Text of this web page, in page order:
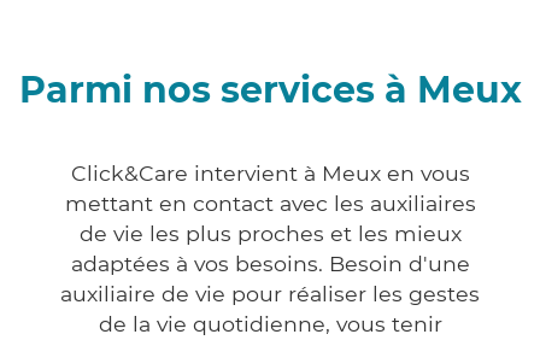
Parmi nos services à Meux
Click&Care intervient à Meux en vous
mettant en contact avec les auxiliaires
de vie les plus proches et les mieux
adaptées à vos besoins. Besoin d'une
auxiliaire de vie pour réaliser les gestes
de la vie quotidienne, vous tenir